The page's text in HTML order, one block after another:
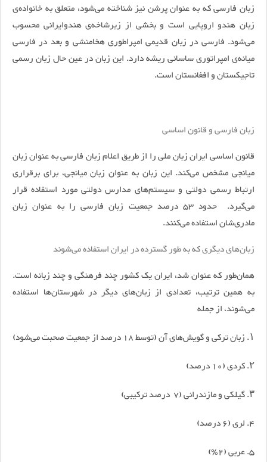
زبان فارسی که به عنوان پرشن نیز شناخته می‌شود، متعلق به خانواده‌ی
زبان هندو اروپایی است و بخشی از زیرشاخه‌ی هندوایرانی محسوب
می‌شود. فارسی در زبان قدیمی امپراطوری هخامنشی و بعد در فارسی
میانه‌ی امپراتوری ساسانی ریشه دارد. این زبان در عین حال زبان رسمی
تاجیکستان و افغانستان است.
زبان فارسی و قانون اساسی
قانون اساسی ایران زبان ملی را از طریق اعلام زبان فارسی به عنوان زبان
میانجی مشخص می‌کند. این زبان به عنوان زبان میانجی، برای برقراری
ارتباط رسمی دولتی و سیستم‌های مدارس دولتی مورد استفاده قرار
می‌گیرد. حدود 53 درصد جمعیت زبان فارسی را به عنوان زبان
مادری‌شان استفاده می‌کنند.
زبان‌های دیگری که به طور گسترده در ایران استفاده می‌شوند
همان‌طور که عنوان شد، ایران یک کشور چند فرهنگی و چند زبانه است.
به همین ترتیب، تعدادی از زبان‌های دیگر در شهرستان‌ها استفاده
می‌شوند، از جمله
۱. زبان ترکی و گویش‌های آن (توسط 18 درصد از جمعیت صحبت می‌شود)
۲. کردی (10 درصد)
۳. گیلکی و مازندرانی (7 درصد ترکیبی)
۴. لری (6 درصد)
۵. عربی (2٪)